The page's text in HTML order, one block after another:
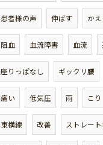
患者様の声 伸ばす か
阻血 血流障害 血流
座りっぱなし ギックリ腰
痛い 低気圧 雨 こり
東横線 改善 ストレー